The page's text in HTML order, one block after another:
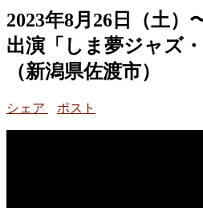
2023年8月26日（土）〜27日（日）鼓童
出演「しま夢ジャズ・
（新潟県佐渡市）
シェア ポスト